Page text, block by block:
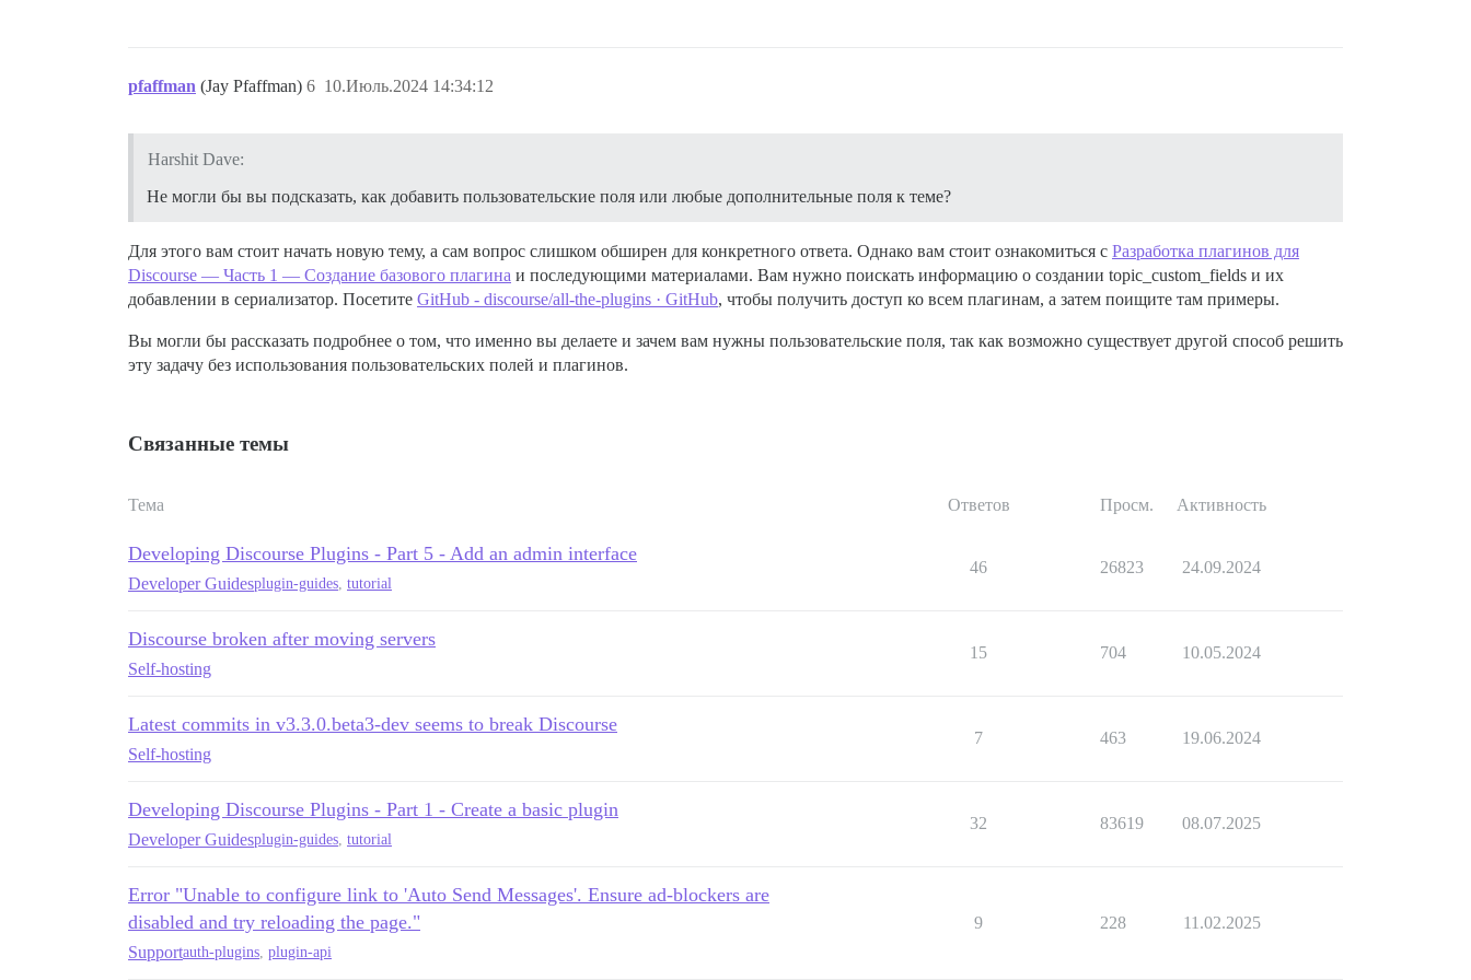
pfaffman (Jay Pfaffman) 10.Июль.2024 14:34:12
6
Harshit Dave:
Не могли бы вы подсказать, как добавить пользовательские поля или любые дополнительные поля к теме?
Для этого вам стоит начать новую тему, а сам вопрос слишком обширен для конкретного ответа. Однако вам стоит ознакомиться с Разработка плагинов для
Discourse — Часть 1 — Создание базового плагина и последующими материалами. Вам нужно поискать информацию о создании topic_custom_fields и их
добавлении в сериализатор. Посетите GitHub - discourse/all-the-plugins · GitHub, чтобы получить доступ ко всем плагинам, а затем поищите там примеры.
Вы могли бы рассказать подробнее о том, что именно вы делаете и зачем вам нужны пользовательские поля, так как возможно существует другой способ решить
эту задачу без использования пользовательских полей и плагинов.
Связанные темы
Тема Ответов Просм. Активность
Developing Discourse Plugins - Part 5 - Add an admin interface
Developer Guidesplugin-guides, tutorial
46 26823 24.09.2024
Discourse broken after moving servers
Self-hosting
15 704 10.05.2024
Latest commits in v3.3.0.beta3-dev seems to break Discourse
Self-hosting
7 463 19.06.2024
Developing Discourse Plugins - Part 1 - Create a basic plugin
Developer Guidesplugin-guides, tutorial
32 83619 08.07.2025
Error "Unable to configure link to 'Auto Send Messages'. Ensure ad-blockers are
disabled and try reloading the page."
Supportauth-plugins, plugin-api
9 228 11.02.2025